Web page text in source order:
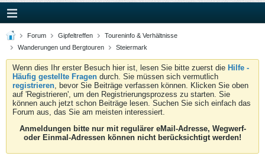
Forum Gipfeltreffen
Toureninfo & Verhältnisse
Wanderungen und Bergtouren
Steiermark
Wenn dies Ihr erster Besuch hier ist, lesen Sie bitte zuerst die Hilfe -
Häufig gestellte Fragen durch. Sie müssen sich vermutlich
registrieren, bevor Sie Beiträge verfassen können. Klicken Sie oben
auf 'Registrieren', um den Registrierungsprozess zu starten. Sie
können auch jetzt schon Beiträge lesen. Suchen Sie sich einfach das
Forum aus, das Sie am meisten interessiert.
Anmeldungen bitte nur mit regulärer eMail-Adresse, Wegwerf-
oder Einmal-Adressen können nicht berücksichtigt werden!